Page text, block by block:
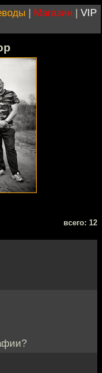
| Магазин | VIP
всего: 12